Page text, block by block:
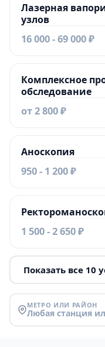
Лазерная
узлов
16 000 - 69 000 ₽
Комплексное
обследование
от 2 800 ₽
Аноскопия
950 - 1 200 ₽
1 500 - 2 650 ₽
Показать все 10
МЕТРО ИЛИ РАЙОН
Любая станция